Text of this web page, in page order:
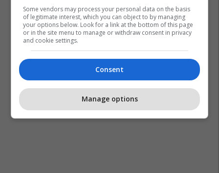
Some vendors may process your personal data on the basis
of legitimate interest, which you can object to by managing
your options below. Look for a link at the bottom of this page
or in the site menu to manage or withdraw consent in privacy
and cookie settings.
Consent
Manage options